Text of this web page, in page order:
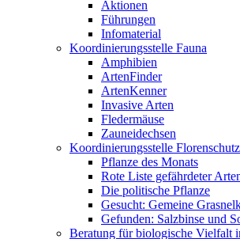
Aktionen
Führungen
Infomaterial
Koordinierungsstelle Fauna
Amphibien
ArtenFinder
ArtenKenner
Invasive Arten
Fledermäuse
Zauneidechsen
Koordinierungsstelle Florenschutz
Pflanze des Monats
Rote Liste gefährdeter
Die politische Pflanze
Gesucht: Gemeine
Gefunden: Salzbinse und
Beratung für biologische Vielfalt